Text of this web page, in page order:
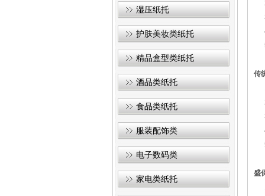
湿压纸托
护肤美妆类纸托
精品盒型类纸托
酒品类纸托
食品类纸托
服装配饰类
电子数码类
家电类纸托
2.
3.
4.
5.
传
2.
3.
4.
5.
盛